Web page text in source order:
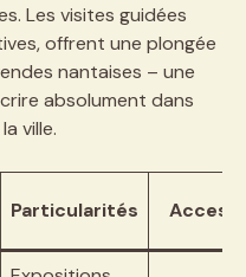
Les visites guidées
offrent une plongée
nantaises – une
absolument dans
ville.
Particularités